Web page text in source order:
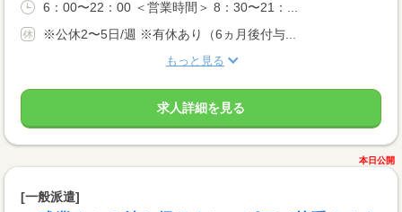
6：00〜22：00 ＜営業時間＞ 8：30〜21：...
※公休2〜5日/週 ※有休あり（6ヵ月後付与...
もっと見る
求人詳細を見る
本日公開
[一般派遣]